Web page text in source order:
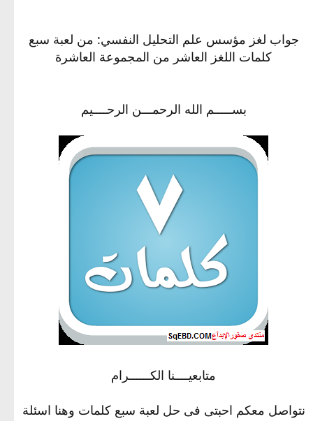
جواب لغز مؤسس علم التحليل النفسي: من لعبة سبع
كلمات اللغز العاشر من المجموعة العاشرة
بســـــم الله الرحمـــن الرحــــيم
متابعيــــنا الكــــــرام
نتواصل معكم احبتى فى حل لعبة سبع كلمات وهنا اسئلة